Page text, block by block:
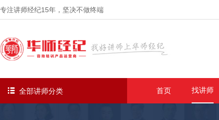
专注讲师经纪15年 ，坚决不做终端
全部讲师分类 首页 找讲师